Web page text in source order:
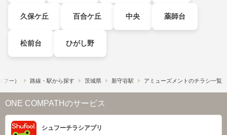
久保ケ丘 百合ケ丘 中央 薬師台
松前台 ひがし野
ー） 路線・駅から探す 茨城県 新守谷駅 アミューズメントのチラシ一覧
ONE COMPATHのサービス
シュフーチラシアプリ